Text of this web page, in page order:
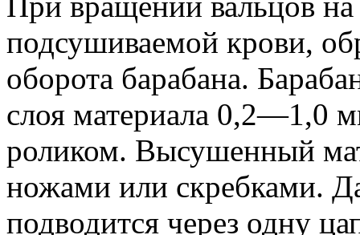
подсушиваемой крови,
оборота барабана.
слоя материала 0,2—1,0
роликом. Высушенный
ножами или скребками.
подводится через одну